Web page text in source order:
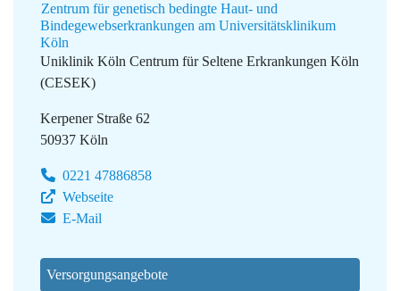
Zentrum für genetisch bedingte Haut- und
Bindegewebserkrankungen am Universitätsklinikum
Köln
Uniklinik Köln Centrum für Seltene Erkrankungen Köln
(CESEK)
Kerpener Straße 62
50937 Köln
0221 47886858
Webseite
E-Mail
Versorgungsangebote